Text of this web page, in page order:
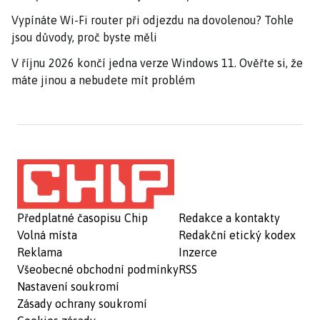
Vypínáte Wi-Fi router při odjezdu na dovolenou? Tohle
jsou důvody, proč byste měli
V říjnu 2026 končí jedna verze Windows 11. Ověřte si, že
máte jinou a nebudete mít problém
Předplatné časopisu Chip
Volná místa
Reklama
Všeobecné obchodní podmínky
Nastavení soukromí
Zásady ochrany soukromí
Redakce a kontakty
Redakční etický kodex
Inzerce
RSS